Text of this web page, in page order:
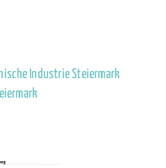
Industrie Steiermark